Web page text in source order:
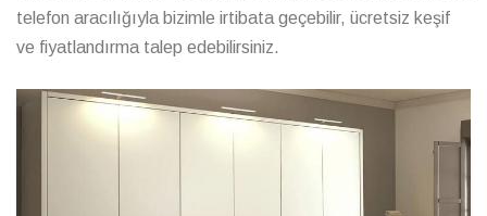
telefon aracılığıyla bizimle irtibata geçebilir, ücretsiz keşif
ve fiyatlandırma talep edebilirsiniz.